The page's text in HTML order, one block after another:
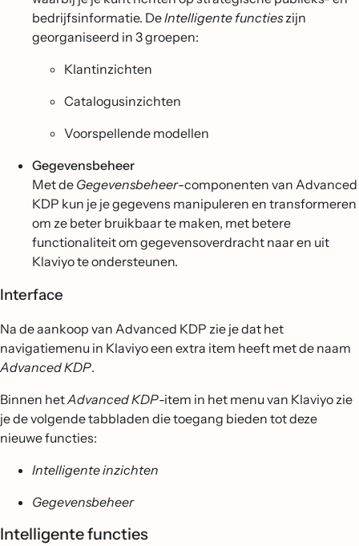
bedrijfsinformatie. DeIntelligente functieszijn
georganiseerd in 3 groepen:
Klantinzichten
Catalogusinzichten
Voorspellende modellen
Gegevensbeheer
Met de Gegevensbeheer-componenten van Advanced
KDP kun je je gegevens manipuleren en transformeren
om ze beter bruikbaar te maken, met betere
functionaliteit om gegevensoverdracht naar en uit
Klaviyo te ondersteunen.
Interface
Na de aankoop van Advanced KDP zie je dat het
navigatiemenu in Klaviyo een extra item heeft met de naam
Advanced KDP.
Binnen hetAdvanced KDP-item in het menu van Klaviyo zie
je de volgende tabbladen die toegang bieden tot deze
nieuwe functies:
Intelligente inzichten
Gegevensbeheer
Intelligente functies